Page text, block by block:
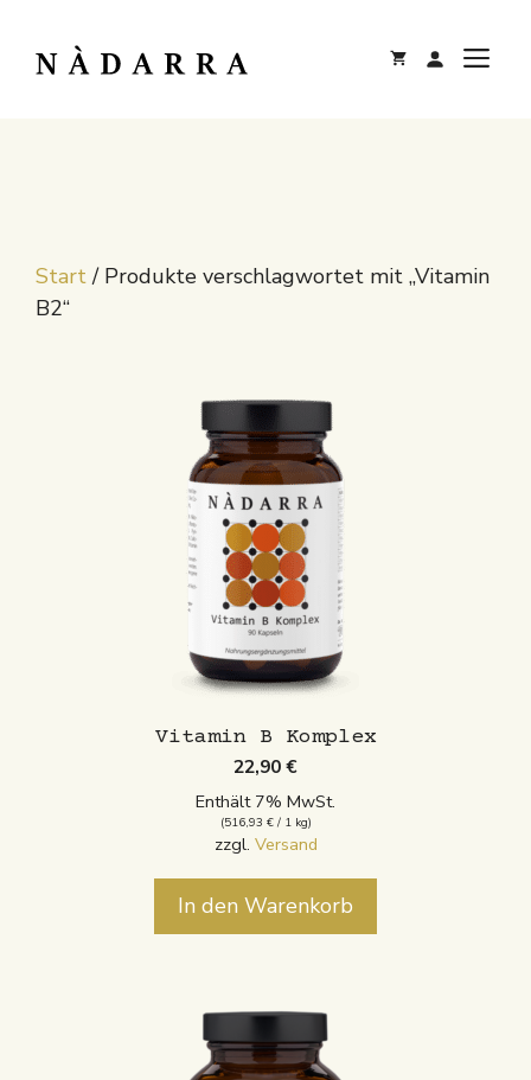
Inhalt
springen
Start/ Produkte verschlagwortet mit „Vitamin
B2“
Vitamin B Komplex
22,90€
Enthält 7% MwSt.
(516,93 €/ 1 kg)
zzgl. Versand
In den Warenkorb